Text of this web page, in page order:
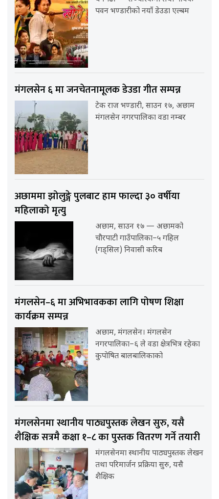
पवन भण्डारीको नयाँ डेउडा एल्बम
मंगलसेन ६ मा जनचेतनामूलक डेउडा गीत सम्पन्न
टेक राज भण्डारी, साउन १७, अछाम
मंगलसेन नगरपालिका वडा नम्बर
अछाममा झोलुङ्गे पुलबाट हाम फाल्दा ३० वर्षीया
महिलाको मृत्यु
अछाम, साउन १७ — अछामको
चौरपाटी गाउँपालिका–५ गहिल
(गड्सिल) निवासी करिब
मंगलसेन–६ मा अभिभावकका लागि पोषण शिक्षा
कार्यक्रम सम्पन्न
अछाम, मंगलसेन। मंगलसेन
नगरपालिका–६ ले वडा क्षेत्रभित्र रहेका
कुपोषित बालबालिकाको
मंगलसेनमा स्थानीय पाठ्यपुस्तक लेखन सुरु, यसै
शैक्षिक सत्रमै कक्षा १–८ का पुस्तक वितरण गर्ने तयारी
मंगलसेनमा स्थानीय पाठ्यपुस्तक लेखन
तथा परिमार्जन प्रक्रिया सुरु, यसै
शैक्षिक